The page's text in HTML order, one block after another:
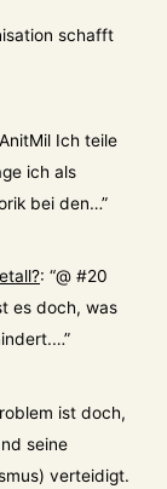
schafft
Ich teile
ich als
bei den…”
: “@ #20
es doch, was
”
ist doch,
seine
verteidigt.